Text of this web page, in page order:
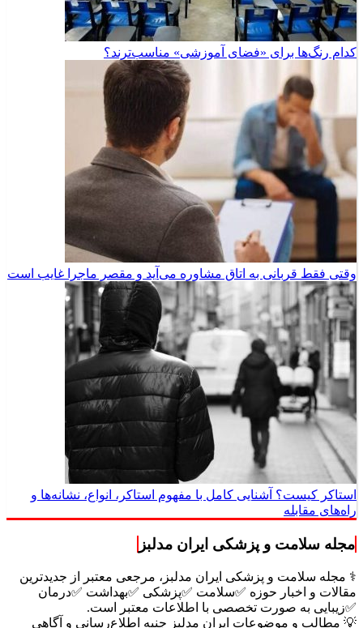
کدام رنگ‌ها برای «فضای آموزشی» مناسب‌ترند؟
وقتی فقط قربانی به اتاق مشاوره می‌آید و مقصرِ ماجرا غایب است
استاکر کیست؟ آشنایی کامل با مفهوم استاکر، انواع، نشانه‌ها و
راه‌های مقابله
مجله سلامت و پزشکی ایران مدلبز
⚕️ مجله سلامت و پزشکی ایران مدلبز، مرجعی معتبر از جدیدترین
مقالات و اخبار حوزه ✅سلامت ✅پزشکی ✅بهداشت ✅درمان
✅زیبایی به صورت تخصصی با اطلاعات معتبر است.
💡 مطالب و موضوعات ایران مدلبز جنبه اطلاع‌رسانی و آگاهی